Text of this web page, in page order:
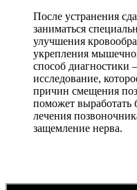
После устранения
заниматься
улучшения
укрепления
способ диагностики
исследование,
причин смещения
поможет выработать
лечения
защемление нерва.